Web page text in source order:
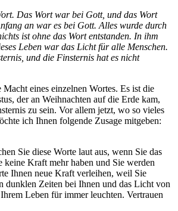
Das Wort war bei Gott, und das Wort
an war es bei Gott. Alles wurde durch
ist ohne das Wort entstanden. In ihm
Leben war das Licht für alle Menschen.
und die Finsternis hat es nicht
Macht eines einzelnen Wortes. Es ist die
der an Weihnachten auf die Erde kam,
zu sein. Vor allem jetzt, wo so vieles
ich Ihnen folgende Zusage mitgeben:
Sie diese Worte laut aus, wenn Sie das
keine Kraft mehr haben und Sie werden
Ihnen neue Kraft verleihen, weil Sie
dunklen Zeiten bei Ihnen und das Licht von
Leben für immer leuchten. Vertrauen